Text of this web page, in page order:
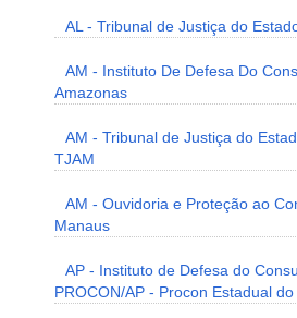
AL - Tribunal de Justiça do
AM - Instituto De Defesa Do
Amazonas
AM - Tribunal de Justiça do
TJAM
AM - Ouvidoria e Proteção ao
Manaus
AP - Instituto de Defesa do
PROCON/AP - Procon Estadual